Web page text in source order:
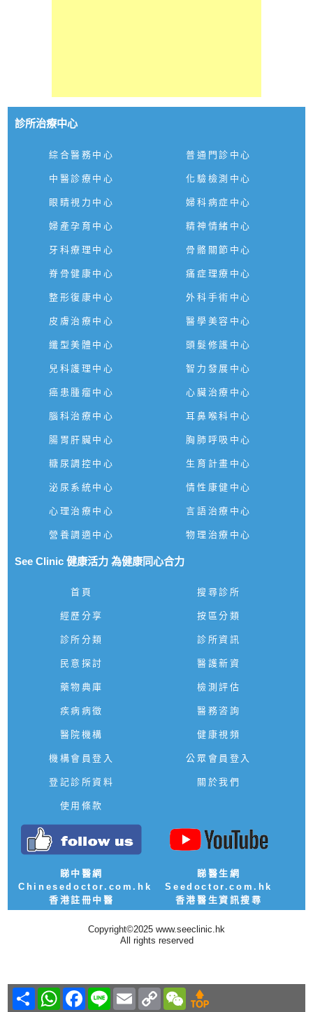
診所治療中心
綜合醫務中心 普通門診中心
中醫診療中心 化驗檢測中心
眼睛視力中心 婦科病症中心
婦產孕育中心 精神情緒中心
牙科療理中心 骨骼關節中心
脊骨健康中心 痛症理療中心
整形復康中心 外科手術中心
皮膚治療中心 醫學美容中心
纖型美體中心 頭髮修護中心
兒科護理中心 智力發展中心
癌患腫瘤中心 心臟治療中心
腦科治療中心 耳鼻喉科中心
腸胃肝臟中心 胸肺呼吸中心
糖尿調控中心 生育計畫中心
泌尿系統中心 情性康健中心
心理治療中心 言語治療中心
營養調適中心 物理治療中心
See Clinic 健康活力 為健康同心合力
首頁 搜尋診所
經歷分享 按區分類
診所分類 診所資訊
民意探討 醫護新資
藥物典庫 檢測評估
疾病病徵 醫務咨詢
醫院機構 健康視頻
機構會員登入 公眾會員登入
登記診所資料 關於我們
使用條款
睇中醫網
Chinesedoctor.com.hk
香港註冊中醫
睇醫生網
Seedoctor.com.hk
香港醫生資訊搜尋
Copyright©2025 www.seeclinic.hk
All rights reserved
Share WhatsAppFacebook
Line Email
Copy
Link
WeChat